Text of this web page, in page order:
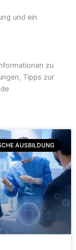
und ein
zu
Tipps zur
AUSBILDUNG